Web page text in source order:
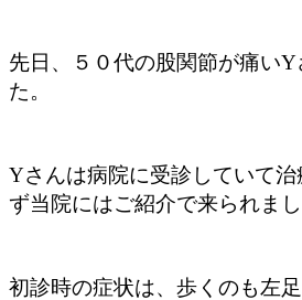
先日、５０代の股関節が痛いY
た。
Yさんは病院に受診していて
ず当院にはご紹介で来られまし
初診時の症状は、歩くのも左